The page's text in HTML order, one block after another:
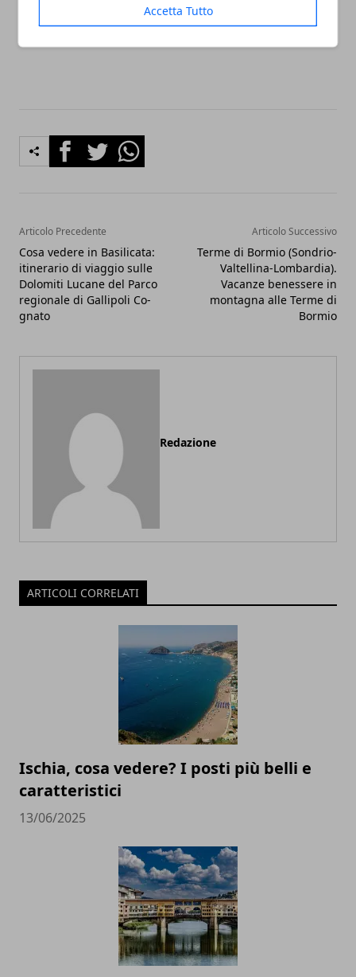
Accetta Tutto
Sito Internet:
FacebookTwitterWhatsapp
Articolo Precedente
Cosa vedere in Basilicata:
itinerario di viaggio sulle
Dolomiti Lucane del Parco
regionale di Gallipoli Co­
gnato
Articolo Successivo
Terme di Bormio (Sondrio-
Valtellina-Lombardia).
Vacanze benessere in
montagna alle Terme di
Bormio
Redazione
ARTICOLI CORRELATI
Ischia, cosa vedere? I posti più belli e
caratteristici
13/06/2025